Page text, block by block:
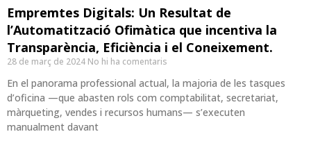
Empremtes Digitals: Un Resultat de
l’Automatització Ofimàtica que incentiva la
Transparència, Eficiència i el Coneixement.
28 de març de 2024 No hi ha comentaris
En el panorama professional actual, la majoria de les tasques
d’oficina —que abasten rols com comptabilitat, secretariat,
màrqueting, vendes i recursos humans— s’executen
manualment davant